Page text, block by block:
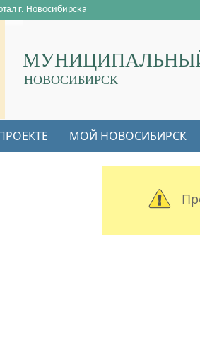
НОВОСИБИРСК
г. Новосибирска
МОЙ НОВОСИБИРСК